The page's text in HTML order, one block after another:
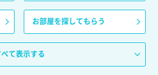
お部屋を探してもらう
べて表示する